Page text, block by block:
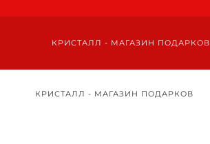
КРИСТАЛЛ - МАГАЗИН ПОДАРКОВ
КРИСТАЛЛ - МАГАЗИН ПОДАРКОВ